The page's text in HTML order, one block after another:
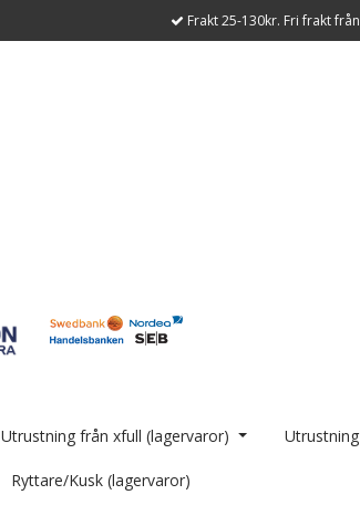
Frakt 25-130kr. Fri frakt
Utrustning från xfull (lagervaror)
Ryttare/Kusk (lagervaror)